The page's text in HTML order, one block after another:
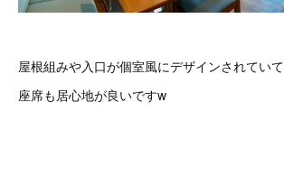
屋根組みや入口が個室風にデザインされていて
座席も居心地が良いですw